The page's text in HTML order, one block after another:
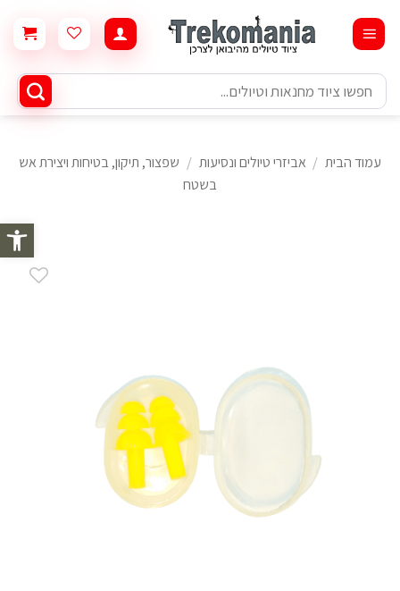
פתח
content
חיפוש
עבור:
עמוד הבית / אביזרי טיולים ונסיעות / שפצור, תיקון, בטיחות ויצירת אש
בשטח